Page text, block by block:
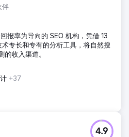
伴
报率为导向的 SEO 机构，凭借 13
专长和专有的分析工具，将自然搜
的收入渠道。
+37
4.9